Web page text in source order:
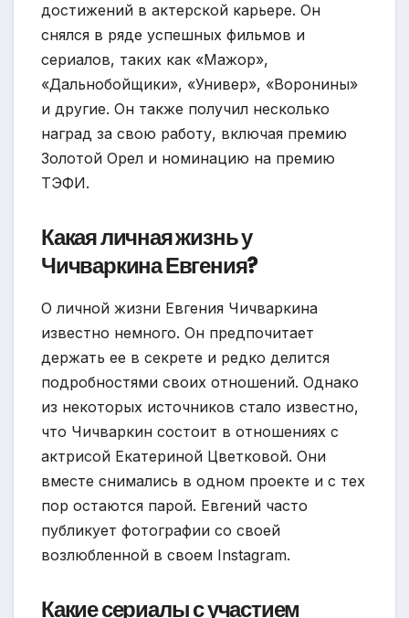
достижений в актерской карьере. Он
снялся в ряде успешных фильмов и
сериалов, таких как «Мажор»,
«Дальнобойщики», «Универ», «Воронины»
и другие. Он также получил несколько
наград за свою работу, включая премию
Золотой Орел и номинацию на премию
ТЭФИ.
Какая личная жизнь у
Чичваркина Евгения?
О личной жизни Евгения Чичваркина
известно немного. Он предпочитает
держать ее в секрете и редко делится
подробностями своих отношений. Однако
из некоторых источников стало известно,
что Чичваркин состоит в отношениях с
актрисой Екатериной Цветковой. Они
вместе снимались в одном проекте и с тех
пор остаются парой. Евгений часто
публикует фотографии со своей
возлюбленной в своем Instagram.
Какие сериалы с участием